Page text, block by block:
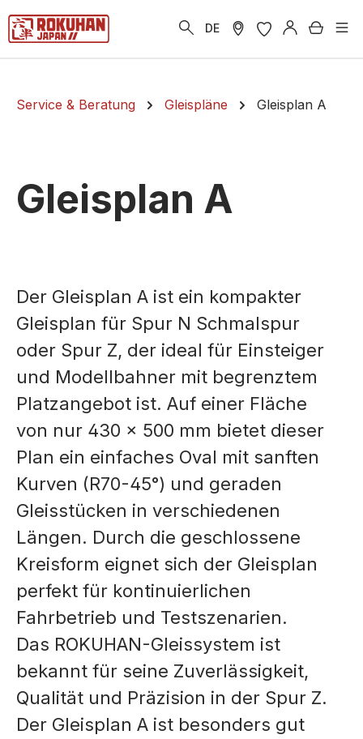
springen DE
Service & Beratung Gleispläne Gleisplan A
Gleisplan A
Der Gleisplan A ist ein kompakter
Gleisplan für Spur N Schmalspur
oder Spur Z, der ideal für Einsteiger
und Modellbahner mit begrenztem
Platzangebot ist. Auf einer Fläche
von nur 430 x 500 mm bietet dieser
Plan ein einfaches Oval mit sanften
Kurven (R70-45°) und geraden
Gleisstücken in verschiedenen
Längen. Durch die geschlossene
Kreisform eignet sich der Gleisplan
perfekt für kontinuierlichen
Fahrbetrieb und Testszenarien.
Das ROKUHAN-Gleissystem ist
bekannt für seine Zuverlässigkeit,
Qualität und Präzision in der Spur Z.
Der Gleisplan A ist besonders gut